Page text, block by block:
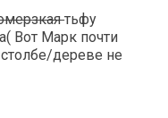
тьфу
Вот Марк почти
дереве не